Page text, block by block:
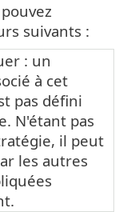
suivants :
: un
à cet
pas défini
N'étant pas
il peut
les autres